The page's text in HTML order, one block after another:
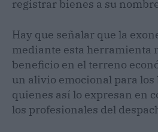
registrar bienes a su
Hay que señalar que la
mediante esta herramienta
beneficio en el terreno
un alivio emocional para
quienes así lo expresan en
los profesionales del